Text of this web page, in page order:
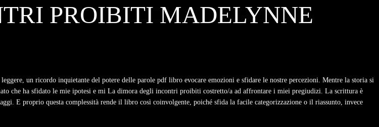
PROIBITI MADELYNNE
un ricordo inquietante del potere delle parole pdf libro evocare emozioni e sfidare le nostre percezioni. Mentre la storia si
che ha sfidato le mie ipotesi e mi La dimora degli incontri proibiti costretto/a ad affrontare i miei pregiudizi. La scrittura è
E proprio questa complessità rende il libro così coinvolgente, poiché sfida la facile categorizzazione o il riassunto, invece